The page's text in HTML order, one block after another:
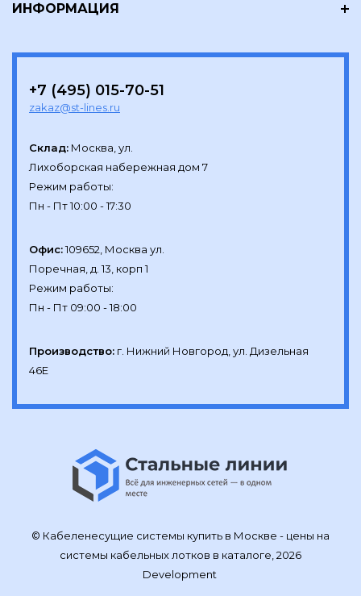
ИНФОРМАЦИЯ
+7 (495) 015-70-51
zakaz@st-lines.ru
Склад: Москва, ул.
Лихоборская набережная дом 7
Режим работы:
Офис:109652, Москва ул.
Поречная, д. 13, корп 1
Режим работы:
Производство: г. Нижний Новгород, ул. Дизельная
46Е
© Кабеленесущие системы купить в Москве - цены на
системы кабельных лотков в каталоге, 2026
Development